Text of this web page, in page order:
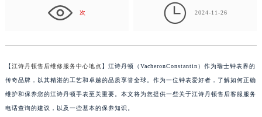
次  2024-11-26
【江诗丹顿售后维修服务中心地点 】江诗丹顿（VacheronConstantin）作为瑞士钟表界的
传奇品牌，以其精湛的工艺和卓越的品质享誉全球。作为一位钟表爱好者，了解如何正确
维护和保养您的江诗丹顿手表至关重要。本文将为您提供一些关于江诗丹顿售后客服服务
电话查询的建议，以及一些基本的保养知识。